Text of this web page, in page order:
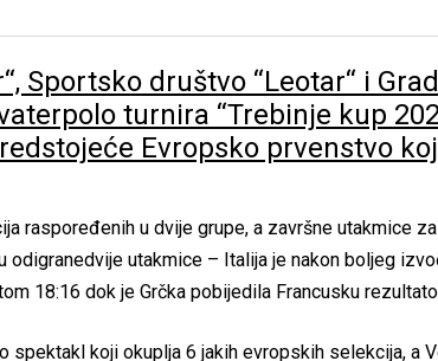
Sportsko društvo ‘‘Leotar‘‘ i
turnira ‘‘Trebinje kup
Evropsko prvenstvo
raspoređenih u dvije grupe, a završne utakmice
odigranedvije utakmice – Italija je nakon boljeg
18:16 dok je Grčka pobijedila Francusku
spektakl koji okuplja 6 jakih evropskih selekcija, a